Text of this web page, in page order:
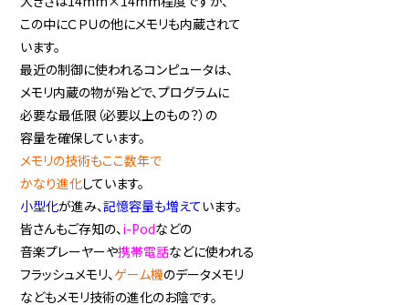
この中にＣＰＵの他にメモリも内蔵されて
います。
最近の制御に使われるコンピュータは、
メモリ内蔵の物が殆どで、プログラムに
必要な最低限（必要以上のもの？）の
容量を確保しています。
メモリの技術もここ数年で
かなり進化しています。
小型化が進み、記憶容量も増えています。
皆さんもご存知の、i-Podなどの
音楽プレーヤーや携帯電話などに使われる
フラッシュメモリ、ゲーム機のデータメモリ
などもメモリ技術の進化のお陰です。